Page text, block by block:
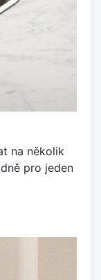
na několik
pro jeden